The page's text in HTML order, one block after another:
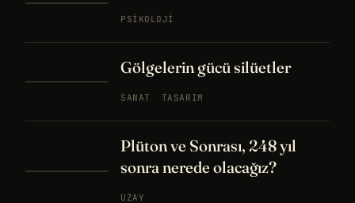
PSIKOLOJI
Gölgelerin gücü silüetler
SANAT TASARIM
Plüton ve Sonrası, 248 yıl
sonra nerede olacağız?
UZAY